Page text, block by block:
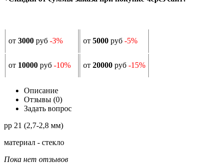
от 3000 руб -3% от 5000 руб -5%
от 10000 руб -10% от 20000 руб -15%
Описание
Отзывы (0)
Задать вопрос
pp 21 (2,7-2,8 мм)
материал - стекло
Пока нет отзывов